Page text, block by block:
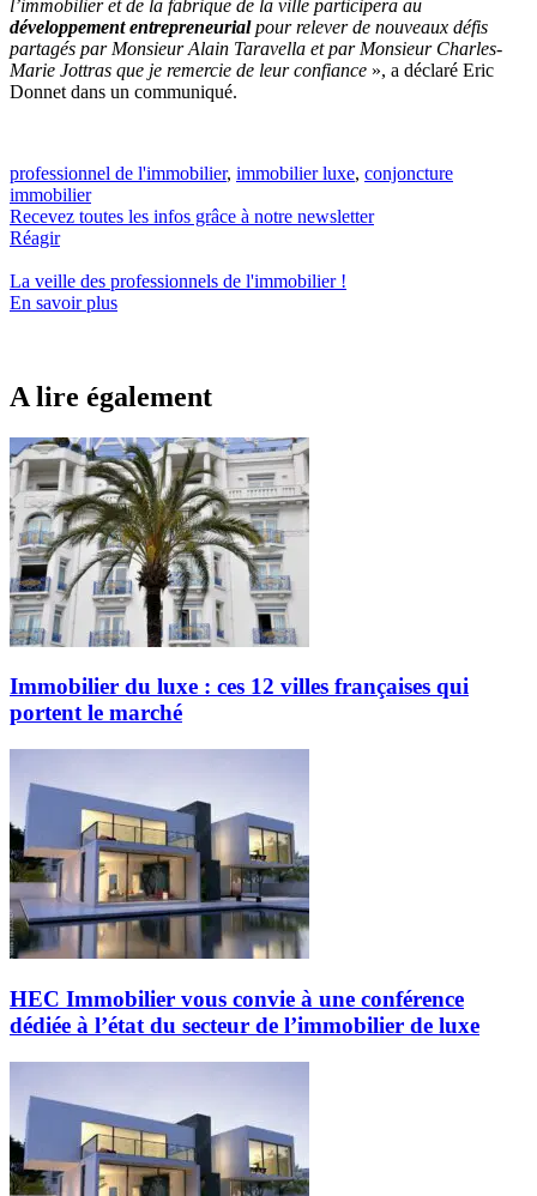
l’immobilier et de la fabrique de la ville participera au
développement entrepreneurialpour relever de nouveaux défis
partagés par Monsieur Alain Taravella et par Monsieur Charles-
Marie Jottras que je remercie de leur confiance », a déclaré Eric
Donnet dans un communiqué.
professionnel de l'immobilier, immobilier luxe, conjoncture
immobilier
Recevez toutes les infos grâce à notre newsletter
Réagir
La veille des professionnels de l'immobilier!
En savoir plus
A lire également
Immobilier du luxe : ces 12 villes françaises qui
portent le marché
HEC Immobilier vous convie à une conférence
dédiée à l’état du secteur de l’immobilier de luxe